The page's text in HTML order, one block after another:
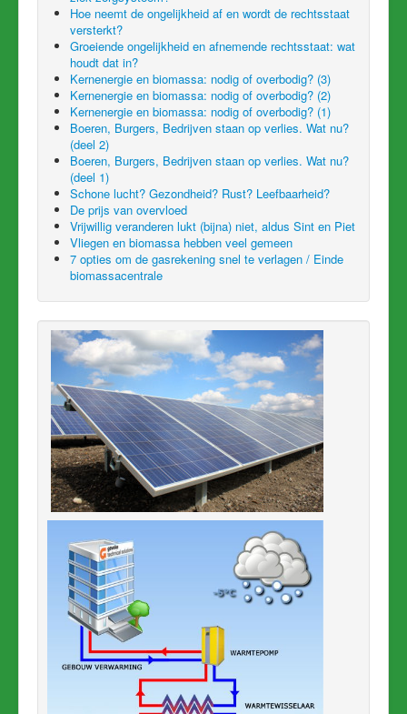
Hoe neemt de ongelijkheid af en wordt de rechtsstaat
versterkt?
Groeiende ongelijkheid en afnemende rechtsstaat: wat
houdt dat in?
Kernenergie en biomassa: nodig of overbodig? (3)
Kernenergie en biomassa: nodig of overbodig? (2)
Kernenergie en biomassa: nodig of overbodig? (1)
Boeren, Burgers, Bedrijven staan op verlies. Wat nu?
(deel 2)
Boeren, Burgers, Bedrijven staan op verlies. Wat nu?
(deel 1)
Schone lucht? Gezondheid? Rust? Leefbaarheid?
De prijs van overvloed
Vrijwillig veranderen lukt (bijna) niet, aldus Sint en Piet
Vliegen en biomassa hebben veel gemeen
7 opties om de gasrekening snel te verlagen / Einde
biomassacentrale